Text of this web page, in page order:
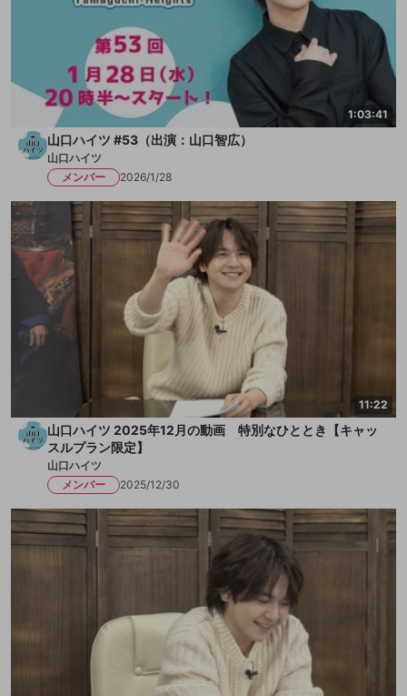
1:03:41
山口ハイツ #53（出演：山口智広）
山口ハイツ
メンバー
2026/1/28
11:22
山口ハイツ 2025年12月の動画 特別なひととき【キャッ
スルプラン限定】
山口ハイツ
メンバー
2025/12/30